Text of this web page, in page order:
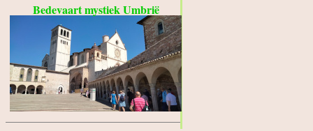
Bedevaart mystiek Umbrië